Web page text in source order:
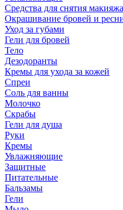
Средства для снятия макияжа
Окрашивание бровей и
Уход за губами
Гели для бровей
Тело
Дезодоранты
Кремы для ухода за кожей
Спреи
Соль для ванны
Молочко
Скрабы
Гели для душа
Руки
Кремы
Увлажняющие
Защитные
Питательные
Бальзамы
Гели